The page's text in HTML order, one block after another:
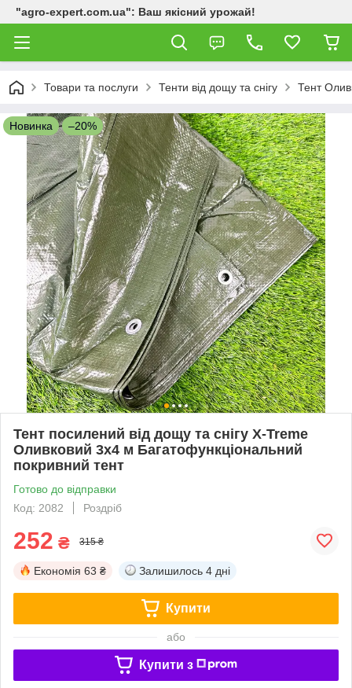
"agro-expert.com.ua": Ваш якісний урожай!
Товари та послуги Тенти від дощу та снігу Тент
Новинка –20%
Тент посилений від дощу та снігу X-Treme
Оливковий 3х4 м Багатофункціональний
покривний тент
Готово до відправки
Код: 2082
Роздріб
252 ₴ 315 ₴
Економія 63 ₴ Залишилось 4 дні
Купити
або
Купити з